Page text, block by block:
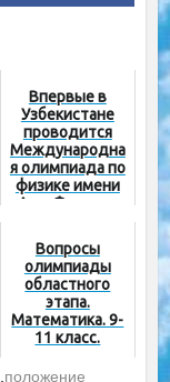
Впервые в
Узбекистане
проводится
Международна
я олимпиада по
физике имени
Аль-Фергани
Вопросы
олимпиады
областного
этапа.
Математика. 9-
11 класс.
положение